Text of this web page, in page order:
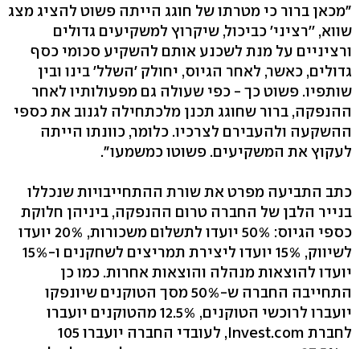
"מכאן ברור כי מטרתו של חוגג הייתה פשוט להציג מצג
שווא, ''רציני' כביכול, שיקרוץ למשקיעים גדולים
ורציניים על מנת לשכנע אותם להשקיע סכומי כסף
גדולים, כאשר, לאחר הגיוס, יחולק 'השלל' בינו ובין
שותפיו. פשוט כך - כפי שעולה גם מפעולותיו לאחר
ההנפקה, ברור שחוגג תכנן מלכתחילה לגנוב את כספי
ההשקעה ולהעבירם לצרכיו. כלומר, כוונתו הייתה
לעקוץ את המשקיעים. פשוטו כמשמעו".
כתב התביעה מפרט את שורת ההתחייבויות שנכללו
בנייר הלבן של החברה טרום ההנפקה, ביניהן חלוקת
כספי הגיוס: 50% יועדו לתשלום משכורות, 20% יועדו
לשיווק, 15% יועדו ליצירת תמריצים לשחקנים ו-15%
יועדו להוצאות מנהלה והוצאות אחרות. כמו כן
התחייבה החברה ש-50% מסך הטוקנים שיונפקו
יועברו לרוכשי הטוקנים, 12.5% מהטוקנים יועברו
לחברת Invest.com, לעובדי החברה יועברו 105